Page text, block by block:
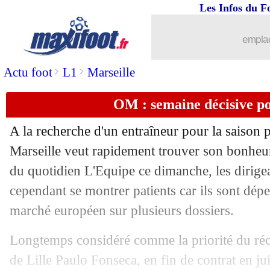
Actu foot> L1 > Marseille
Les Infos du
OM : semaine décisive
A la recherche d'un entraîneur pour la saison
Marseille veut rapidement trouver son
du quotidien L'Equipe ce dimanche, les
cependant se montrer patients car ils sont
marché européen sur plusieurs dossiers.
Longtemps considéré comme la priorité du
de Lille Paulo Fonseca, en fin de contrat en
Barça : Cancelo et Félix, les doutes
26/05 EdF: Kanté, Lizarazu demande à voir
26/05 PSG: ça se confirme pour Safonov !
26/05 Man Utd: Varane évoque un retour
26/05 Monaco : les pistes pour remplacer
26/05 Real: Modric, Ancelotti reste flou
26/05 EdF : Mavuba voit Kanté en joker